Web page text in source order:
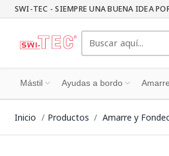
SWI-TEC - SIEMPRE UNA BUENA IDEA
Mástil Ayudas a bordo
Inicio Productos Amarre y